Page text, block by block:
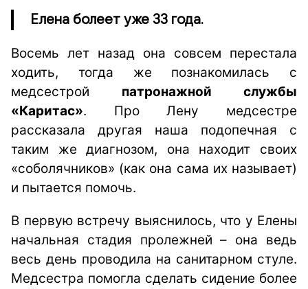
Елена болеет уже 33 года.
Восемь лет назад она совсем перестала
ходить, тогда же познакомилась
с
медсестрой патронажной службы
«Каритас». Про Лену медсестре
рассказала другая наша подопечная с
таким же диагнозом, она находит своих
«соболячников» (как она сама их называет)
и пытается помочь.
В первую встречу выяснилось, что у Елены
начальная стадия пролежней – она ведь
весь день проводила на санитарном стуле.
Медсестра помогла сделать сидение более